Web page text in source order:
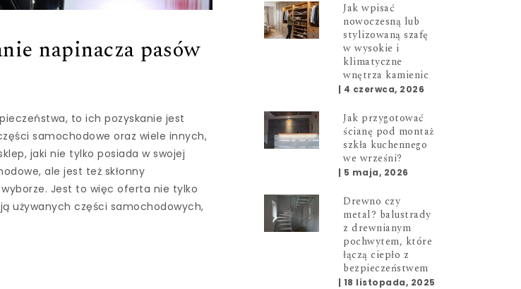
napinacza pasów
to ich pozyskanie jest
samochodowe oraz wiele innych,
jaki nie tylko posiada w swojej
ale jest też skłonny
Jest to więc oferta nie tylko
używanych części samochodowych,
Jak wpisać
nowoczesną lub
stylizowaną szafę
w wysokie i
klimatyczne
wnętrza kamienic
| 4 czerwca, 2026
Jak przygotować
ścianę pod montaż
szkła kuchennego
we wrześni?
| 5 maja, 2026
Drewno czy
metal? balustrady
z drewnianym
pochwytem, które
łączą ciepło z
bezpieczeństwem
| 18 listopada, 2025